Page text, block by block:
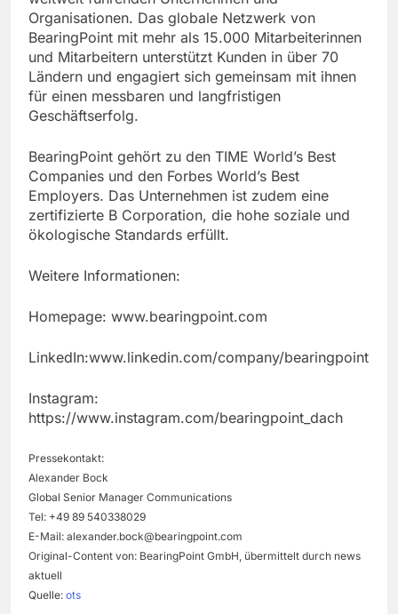
Organisationen. Das globale Netzwerk von
BearingPoint mit mehr als 15.000 Mitarbeiterinnen
und Mitarbeitern unterstützt Kunden in über 70
Ländern und engagiert sich gemeinsam mit ihnen
für einen messbaren und langfristigen
Geschäftserfolg.
BearingPoint gehört zu den TIME World’s Best
Companies und den Forbes World’s Best
Employers. Das Unternehmen ist zudem eine
zertifizierte B Corporation, die hohe soziale und
ökologische Standards erfüllt.
Weitere Informationen:
Homepage: www.bearingpoint.com
LinkedIn:www.linkedin.com/company/bearingpoint
Instagram:
https://www.instagram.com/bearingpoint_dach
Pressekontakt:
Alexander Bock
Global Senior Manager Communications
Tel: +49 89 540338029
E-Mail: alexander.bock@bearingpoint.com
Original-Content von: BearingPoint GmbH, übermittelt durch news
aktuell
Quelle: ots